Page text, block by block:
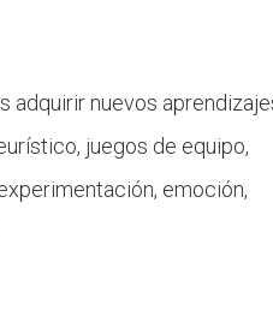
adquirir nuevos
juegos de equipo,
emoción,